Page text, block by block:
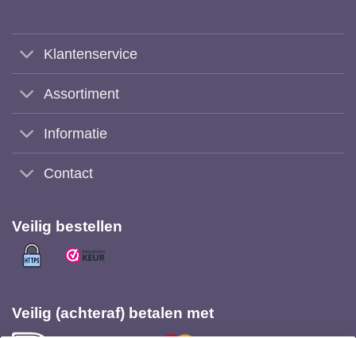
Klantenservice
Assortiment
Informatie
Contact
Veilig bestellen
Veilig (achteraf) betalen met